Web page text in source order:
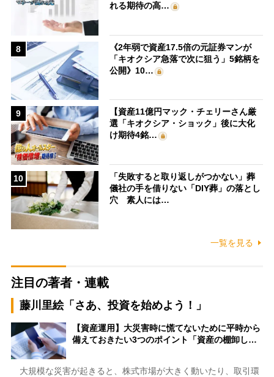
れる期待の高…
8
《2年弱で資産17.5倍の元証券マンが
「キオクシア急落で次に狙う」5銘柄を
公開》10…
9
【資産11億円マック・チェリーさん厳
選「キオクシア・ショック」後に大化
け期待4銘…
10
「失敗すると取り返しがつかない」葬
儀社の手を借りない「DIY葬」の落とし
穴 素人には…
一覧を見る
注目の著者・連載
藤川里絵「さあ、投資を始めよう！」
【資産運用】大災害時に慌てないために平時から
備えておきたい3つのポイント「資産の棚卸し…
大規模な災害が起きると、株式市場が大きく動いたり、取引環